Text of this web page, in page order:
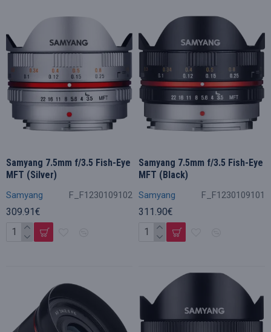
Samyang F_F1230109102
Samyang 7.5mm f/3.5 Fish-Eye
MFT (Silver)
309.91€
Samyang F_F1230109101
Samyang 7.5mm f/3.5 Fish-Eye
MFT (Black)
311.90€